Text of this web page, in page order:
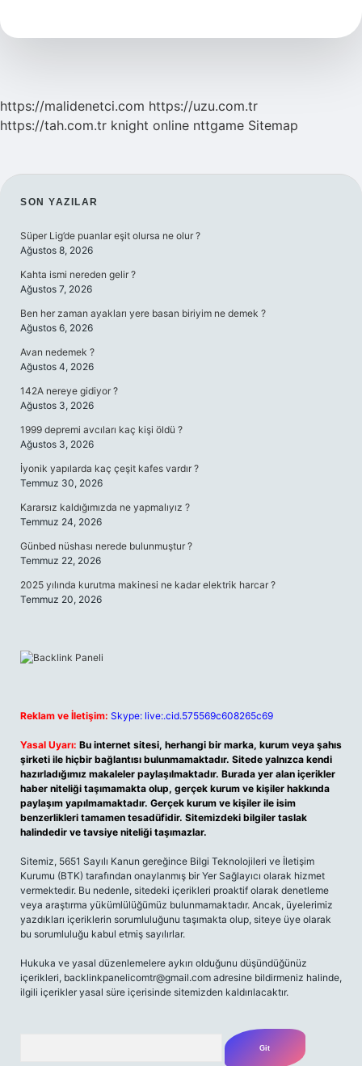
https://malidenetci.com https://uzu.com.tr
https://tah.com.tr knight online nttgame Sitemap
SIDEBAR
SON YAZILAR
Süper Lig’de puanlar eşit olursa ne olur ?
Ağustos 8, 2026
Kahta ismi nereden gelir ?
Ağustos 7, 2026
Ben her zaman ayakları yere basan biriyim ne demek ?
Ağustos 6, 2026
Avan nedemek ?
Ağustos 4, 2026
142A nereye gidiyor ?
Ağustos 3, 2026
1999 depremi avcıları kaç kişi öldü ?
Ağustos 3, 2026
İyonik yapılarda kaç çeşit kafes vardır ?
Temmuz 30, 2026
Kararsız kaldığımızda ne yapmalıyız ?
Temmuz 24, 2026
Günbed nüshası nerede bulunmuştur ?
Temmuz 22, 2026
2025 yılında kurutma makinesi ne kadar elektrik harcar ?
Temmuz 20, 2026
Reklam ve İletişim: Skype: live:.cid.575569c608265c69
Yasal Uyarı: Bu internet sitesi, herhangi bir marka, kurum veya şahıs
şirketi ile hiçbir bağlantısı bulunmamaktadır. Sitede yalnızca kendi
hazırladığımız makaleler paylaşılmaktadır. Burada yer alan içerikler
haber niteliği taşımamakta olup, gerçek kurum ve kişiler hakkında
paylaşım yapılmamaktadır. Gerçek kurum ve kişiler ile isim
benzerlikleri tamamen tesadüfidir. Sitemizdeki bilgiler taslak
halindedir ve tavsiye niteliği taşımazlar.
Sitemiz, 5651 Sayılı Kanun gereğince Bilgi Teknolojileri ve İletişim
Kurumu (BTK) tarafından onaylanmış bir Yer Sağlayıcı olarak hizmet
vermektedir. Bu nedenle, sitedeki içerikleri proaktif olarak denetleme
veya araştırma yükümlülüğümüz bulunmamaktadır. Ancak, üyelerimiz
yazdıkları içeriklerin sorumluluğunu taşımakta olup, siteye üye olarak
bu sorumluluğu kabul etmiş sayılırlar.
Hukuka ve yasal düzenlemelere aykırı olduğunu düşündüğünüz
içerikleri, backlinkpanelicomtr@gmail.com adresine bildirmeniz halinde,
ilgili içerikler yasal süre içerisinde sitemizden kaldırılacaktır.